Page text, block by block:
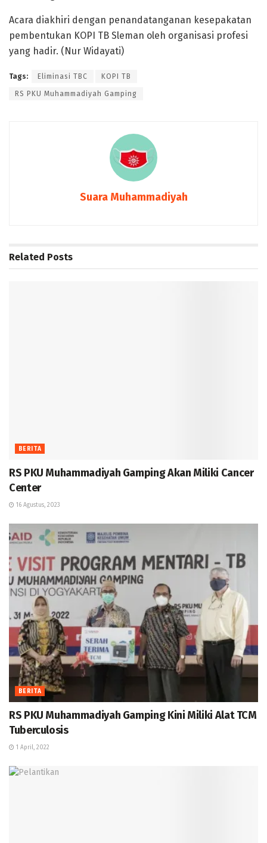
Acara diakhiri dengan penandatanganan kesepakatan
pembentukan KOPI TB Sleman oleh organisasi profesi
yang hadir. (Nur Widayati)
Tags: Eliminasi TBC KOPI TB
RS PKU Muhammadiyah Gamping
Suara Muhammadiyah
Related Posts
BERITA
RS PKU Muhammadiyah Gamping Akan Miliki Cancer
Center
16 Agustus, 2023
BERITA
RS PKU Muhammadiyah Gamping Kini Miliki Alat TCM
Tuberculosis
1 April, 2022